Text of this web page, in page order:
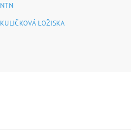
NTN
KULIČKOVÁ LOŽISKA